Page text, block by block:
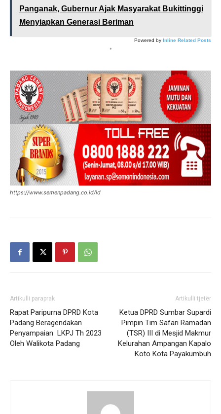
Panganak, Gubernur Ajak Masyarakat Bukittinggi
Menyiapkan Generasi Beriman
Powered by Inline Related Posts
*
https://www.semenpadang.co.id/id
Artikulli paraprak
Rapat Paripurna DPRD Kota
Padang Beragendakan
Penyampaian LKPJ Th 2023
Oleh Walikota Padang
Artikulli tjetër
Ketua DPRD Sumbar Supardi
Pimpin Tim Safari Ramadan
(TSR) III di Mesjid Makmur
Kelurahan Ampangan Kapalo
Koto Kota Payakumbuh